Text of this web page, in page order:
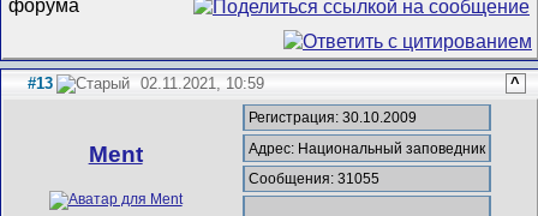
#13 02.11.2021, 10:59 ^
Ment
Регистрация: 30.10.2009
Адрес: Национальный заповедник
Сообщения: 31055